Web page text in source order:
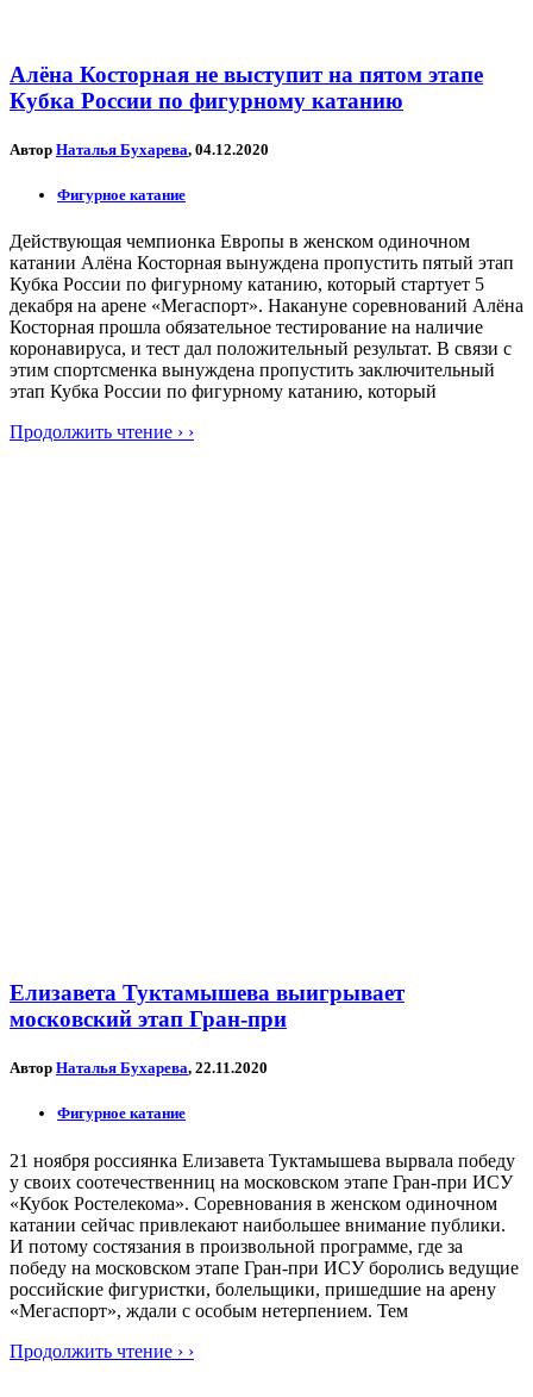
Алёна Косторная не выступит на пятом этапе
Кубка России по фигурному катанию
Автор Наталья Бухарева, 04.12.2020
Фигурное катание
Действующая чемпионка Европы в женском одиночном
катании Алёна Косторная вынуждена пропустить пятый этап
Кубка России по фигурному катанию, который стартует 5
декабря на арене «Мегаспорт». Накануне соревнований Алёна
Косторная прошла обязательное тестирование на наличие
коронавируса, и тест дал положительный результат. В связи с
этим спортсменка вынуждена пропустить заключительный
этап Кубка России по фигурному катанию, который
Продолжить чтение › ›
Елизавета Туктамышева выигрывает
московский этап Гран-при
Автор Наталья Бухарева, 22.11.2020
Фигурное катание
21 ноября россиянка Елизавета Туктамышева вырвала победу
у своих соотечественниц на московском этапе Гран-при ИСУ
«Кубок Ростелекома». Соревнования в женском одиночном
катании сейчас привлекают наибольшее внимание публики.
И потому состязания в произвольной программе, где за
победу на московском этапе Гран-при ИСУ боролись ведущие
российские фигуристки, болельщики, пришедшие на арену
«Мегаспорт», ждали с особым нетерпением. Тем
Продолжить чтение › ›